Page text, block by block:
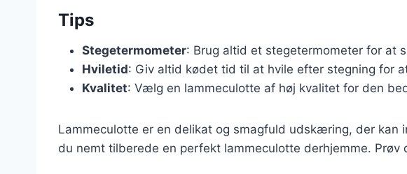
Tips
Stegetermometer: Brug altid et stegetermometer for at
Hviletid: Giv altid kødet tid til at hvile efter stegning for
Kvalitet: Vælg en lammeculotte af høj kvalitet for den
Lammeculotte er en delikat og smagfuld udskæring, der
du nemt tilberede en perfekt lammeculotte derhjemme.